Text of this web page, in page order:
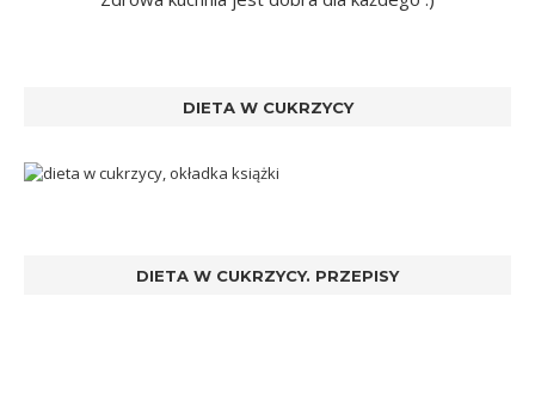
DIETA W CUKRZYCY
DIETA W CUKRZYCY. PRZEPISY